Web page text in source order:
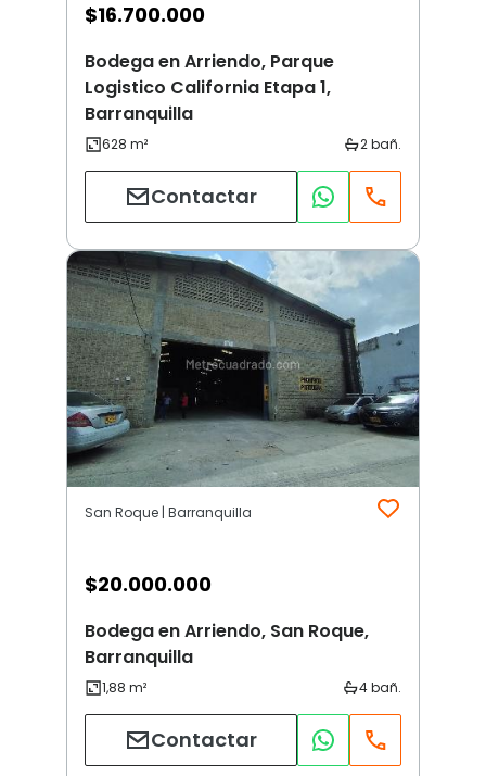
$16.700.000
Bodega en Arriendo, Parque
Logistico California Etapa 1,
Barranquilla
Contactar
San Roque | Barranquilla
$20.000.000
Bodega en Arriendo, San Roque,
Barranquilla
Contactar